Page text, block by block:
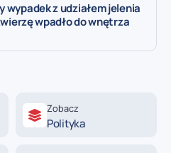
wypadek z udziałem jelenia
wpadło do wnętrza
Zobacz
Polityka